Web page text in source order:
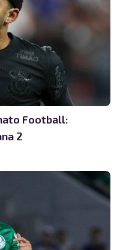
Football:
2